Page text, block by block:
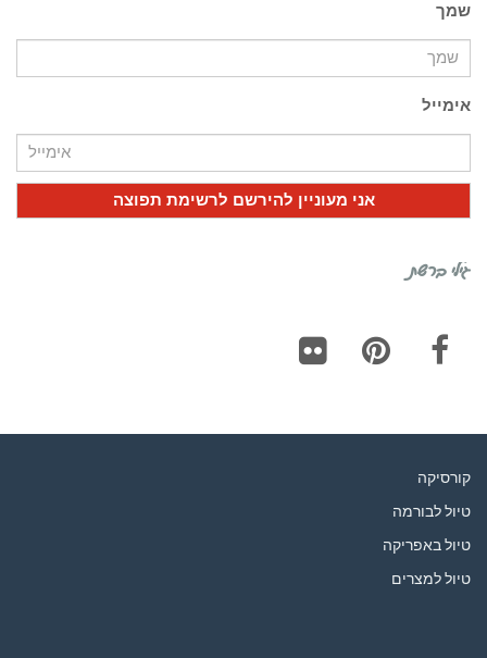
שמך
אימייל
גילי ברשת
קורסיקה
טיול לבורמה
טיול באפריקה
טיול למצרים